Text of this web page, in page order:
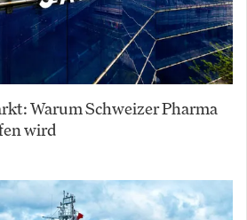
Warum Schweizer Pharma
wird